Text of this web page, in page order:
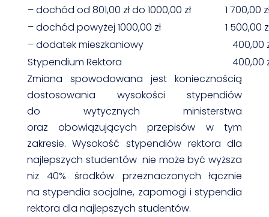
– dochód od 801,00 zł do 1000,00 zł
1 700,00
– dochód powyżej 1000,00 zł
1 500,00
– dodatek mieszkaniowy
400,00
Stypendium Rektora
400,00
Zmiana spowodowana jest koniecznością
dostosowania wysokości stypendiów
do wytycznych ministerstwa
oraz obowiązujących przepisów w tym
zakresie. Wysokość stypendiów rektora dla
najlepszych studentów nie może być wyższa
niż 40% środków przeznaczonych łącznie
na stypendia socjalne, zapomogi i stypendia
rektora dla najlepszych studentów.